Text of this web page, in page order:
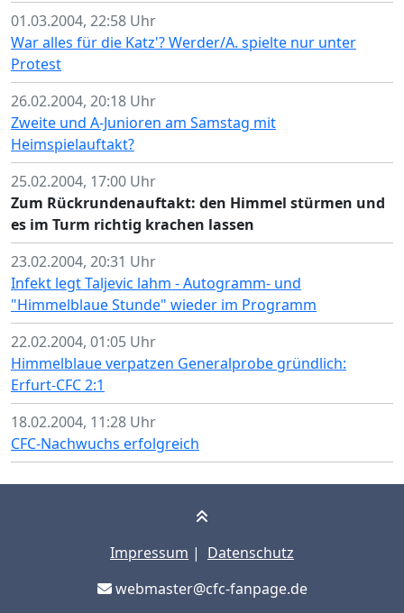
01.03.2004, 22:58 Uhr
War alles für die Katz'? Werder/A. spielte nur unter
Protest
26.02.2004, 20:18 Uhr
Zweite und A-Junioren am Samstag mit
Heimspielauftakt?
25.02.2004, 17:00 Uhr
Zum Rückrundenauftakt: den Himmel stürmen und
es im Turm richtig krachen lassen
23.02.2004, 20:31 Uhr
Infekt legt Taljevic lahm - Autogramm- und
"Himmelblaue Stunde" wieder im Programm
22.02.2004, 01:05 Uhr
Himmelblaue verpatzen Generalprobe gründlich:
Erfurt-CFC 2:1
18.02.2004, 11:28 Uhr
CFC-Nachwuchs erfolgreich
Impressum | Datenschutz
webmaster@cfc-fanpage.de